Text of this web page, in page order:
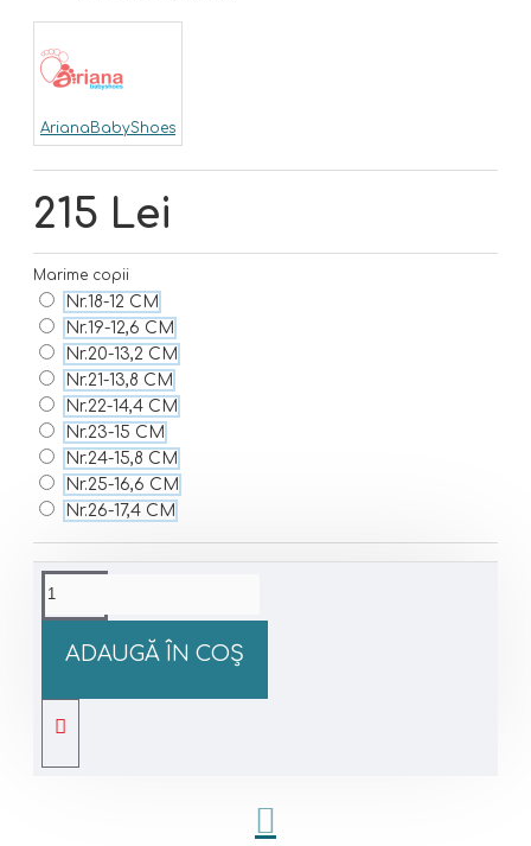
215 Lei
ArianaBabyShoes
Marime copii
Nr.18-12 CM
Nr.19-12,6 CM
Nr.20-13,2 CM
Nr.21-13,8 CM
Nr.22-14,4 CM
Nr.23-15 CM
Nr.24-15,8 CM
Nr.25-16,6 CM
Nr.26-17,4 CM
ADAUGĂ ÎN COŞ